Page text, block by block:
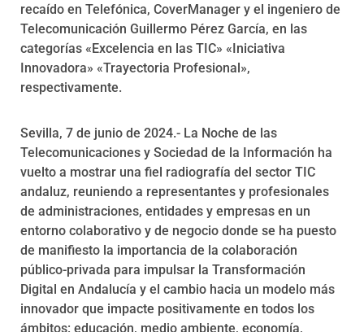
recaído en Telefónica, CoverManager y el ingeniero de
Telecomunicación Guillermo Pérez García, en las
categorías «Excelencia en las TIC» «Iniciativa
Innovadora» «Trayectoria Profesional»,
respectivamente.
Sevilla, 7 de junio de 2024.- La Noche de las
Telecomunicaciones y Sociedad de la Información ha
vuelto a mostrar una fiel radiografía del sector TIC
andaluz, reuniendo a representantes y profesionales
de administraciones, entidades y empresas en un
entorno colaborativo y de negocio donde se ha puesto
de manifiesto la importancia de la colaboración
público-privada para impulsar la Transformación
Digital en Andalucía y el cambio hacia un modelo más
innovador que impacte positivamente en todos los
ámbitos: educación, medio ambiente, economía,